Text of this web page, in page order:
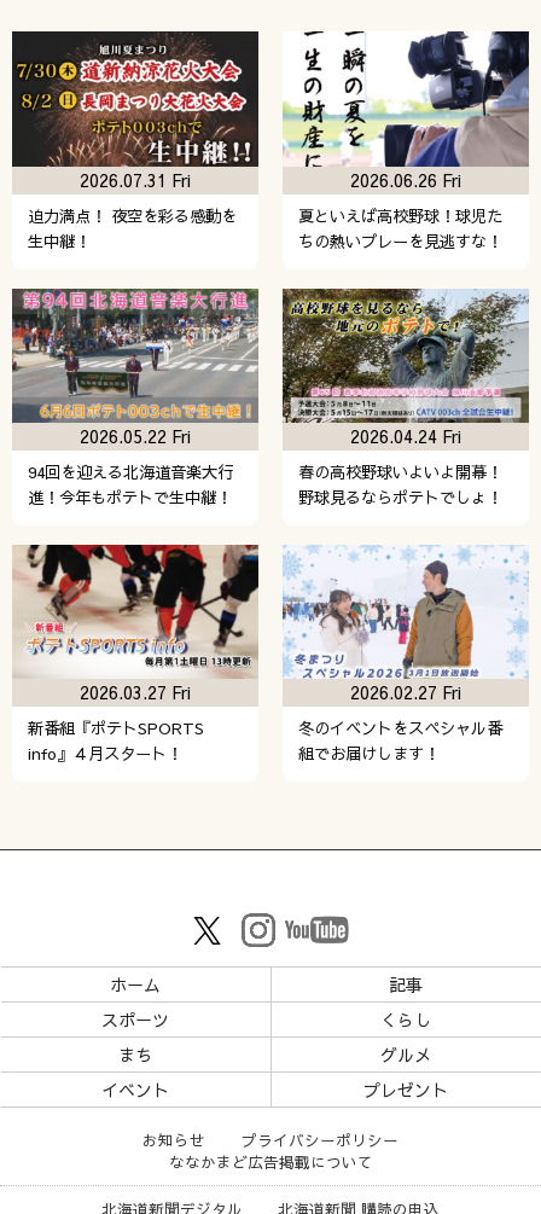
迫力満点！ 夜空を彩る感動を
生中継！
2026.07.31 Fri
夏といえば高校野球！球児た
ちの熱いプレーを見逃すな！
2026.06.26 Fri
94回を迎える北海道音楽大行
進！今年もポテトで生中継！
2026.05.22 Fri
春の高校野球いよいよ開幕！
野球見るならポテトでしょ！
2026.04.24 Fri
新番組『ポテトSPORTS
info』４月スタート！
2026.03.27 Fri
冬のイベントをスペシャル番
組でお届けします！
2026.02.27 Fri
ホーム
記事
スポーツ
くらし
まち
グルメ
イベント
プレゼント
お知らせ
プライバシーポリシー
ななかまど広告掲載について
北海道新聞デジタル 北海道新聞 購読の申込